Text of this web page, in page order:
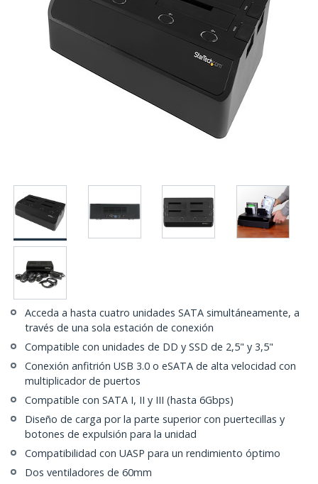
Acceda a hasta cuatro unidades SATA simultáneamente, a
través de una sola estación de conexión
Compatible con unidades de DD y SSD de 2,5" y 3,5"
Conexión anfitrión USB 3.0 o eSATA de alta velocidad con
multiplicador de puertos
Compatible con SATA I, II y III (hasta 6Gbps)
Diseño de carga por la parte superior con puertecillas y
botones de expulsión para la unidad
Compatibilidad con UASP para un rendimiento óptimo
Dos ventiladores de 60mm